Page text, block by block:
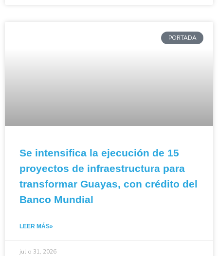
PORTADA
Se intensifica la ejecución de 15
proyectos de infraestructura para
transformar Guayas, con crédito del
Banco Mundial
LEER MÁS»
julio 31, 2026